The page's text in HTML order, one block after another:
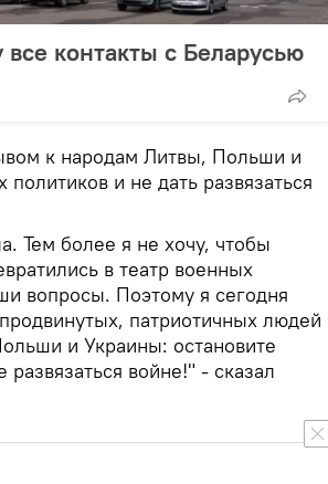
все контакты с Беларусью
к народам Литвы, Польши и
и не дать развязаться
Тем более я не хочу, чтобы
в театр военных
вопросы. Поэтому я сегодня
патриотичных людей
и Украины: остановите
войне!" - сказал